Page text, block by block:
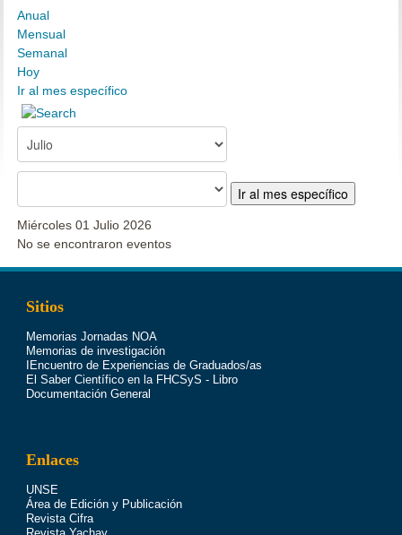
Anual
Mensual
Semanal
Hoy
Ir al mes específico
Ir al mes específico
Miércoles 01 Julio 2026
No se encontraron eventos
Sitios
Memorias Jornadas NOA
Memorias de investigación
IEncuentro de Experiencias de Graduados/as
El Saber Científico en la FHCSyS - Libro
Documentación General
Enlaces
UNSE
Área de Edición y Publicación
Revista Cifra